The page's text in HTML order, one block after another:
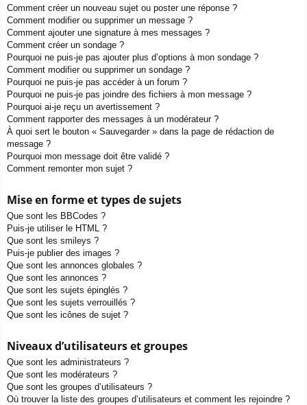
Comment créer un nouveau sujet ou poster une réponse ?
Comment modifier ou supprimer un message ?
Comment ajouter une signature à mes messages ?
Comment créer un sondage ?
Pourquoi ne puis-je pas ajouter plus d’options à mon sondage ?
Comment modifier ou supprimer un sondage ?
Pourquoi ne puis-je pas accéder à un forum ?
Pourquoi ne puis-je pas joindre des fichiers à mon message ?
Pourquoi ai-je reçu un avertissement ?
Comment rapporter des messages à un modérateur ?
À quoi sert le bouton « Sauvegarder » dans la page de rédaction de
message ?
Pourquoi mon message doit être validé ?
Comment remonter mon sujet ?
Mise en forme et types de sujets
Que sont les BBCodes ?
Puis-je utiliser le HTML ?
Que sont les smileys ?
Puis-je publier des images ?
Que sont les annonces globales ?
Que sont les annonces ?
Que sont les sujets épinglés ?
Que sont les sujets verrouillés ?
Que sont les icônes de sujet ?
Niveaux d’utilisateurs et groupes
Que sont les administrateurs ?
Que sont les modérateurs ?
Que sont les groupes d’utilisateurs ?
Où trouver la liste des groupes d’utilisateurs et comment les rejoindre ?